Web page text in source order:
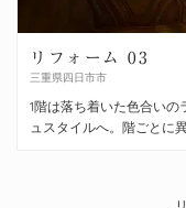
リフォーム 03
三重県四日市市
1階は落ち着いた色合い
ュスタイルへ。階ごとに